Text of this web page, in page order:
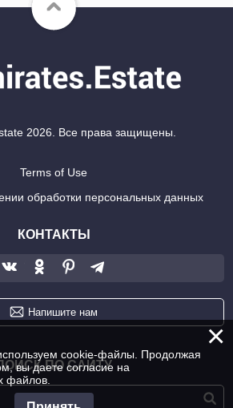
2026. Все права защищены.
Terms of Use
обработки персональных данных
КОНТАКТЫ
Напишите нам
ПО САЙТУ
×
cookie-файлы. Продолжая
вы даете согласие на
файлов.